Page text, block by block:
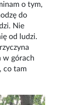
o tym,
do
Nie
od ludzi.
w górach
co tam